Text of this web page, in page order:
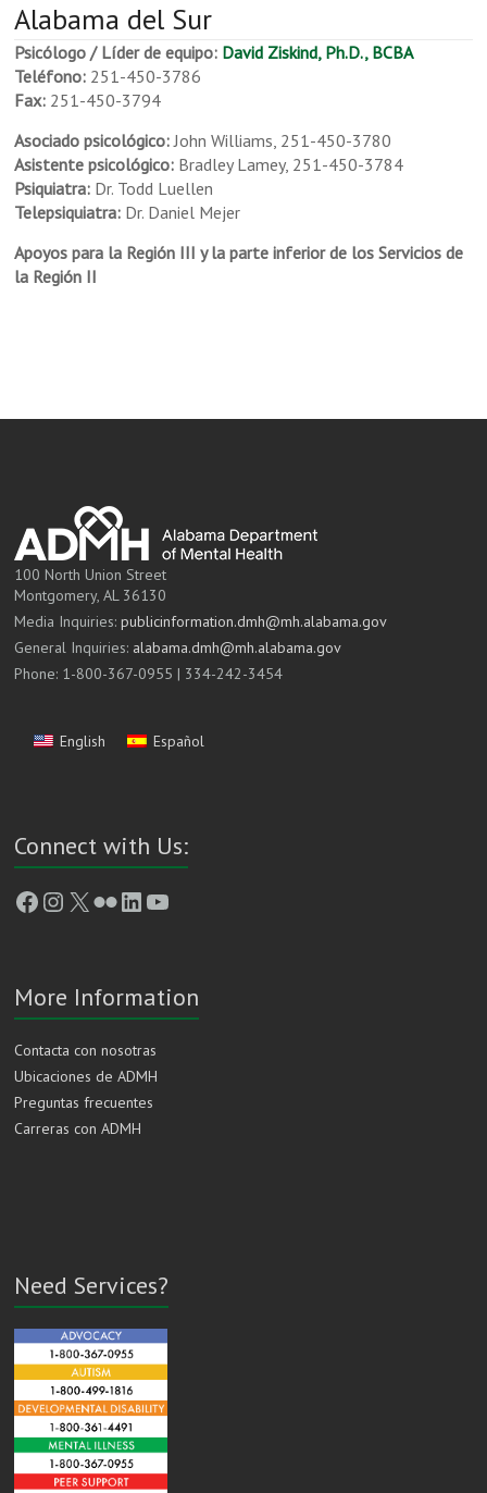
Alabama del Sur
Psicólogo / Líder de equipo: David Ziskind, Ph.D., BCBA
Teléfono: 251-450-3786
Fax: 251-450-3794
Asociado psicológico:John Williams, 251-450-3780
Asistente psicológico: Bradley Lamey, 251-450-3784
Psiquiatra: Dr. Todd Luellen
Telepsiquiatra: Dr. Daniel Mejer
Apoyos para la Región III y la parte inferior de los Servicios de
la Región II
100 North Union Street
Montgomery, AL 36130
Media Inquiries:publicinformation.dmh@mh.alabama.gov
General Inquiries: alabama.dmh@mh.alabama.gov
Phone: 1-800-367-0955 | 334-242-3454
English Español
Connect with Us:
Facebook
Instagram
X FlickrLinkedIn
YouTube
More Information
Contacta con nosotras
Ubicaciones de ADMH
Preguntas frecuentes
Carreras con ADMH
Need Services?